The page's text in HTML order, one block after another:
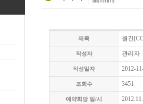
제목 월간
작성자 관리자
작성일자 2012-
조회수 3451
예약희망 일/시